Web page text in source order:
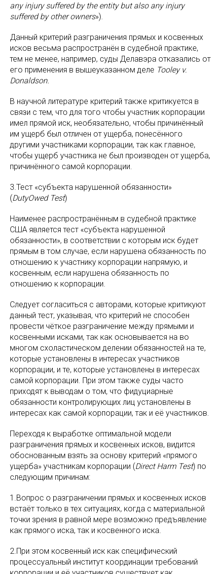
any injury suffered by the entity but also any injury
suffered by other owners»).
Данный критерий разграничения прямых и косвенных
исков весьма распространён в судебной практике,
тем не менее, например, суды Делавэра отказались от
его применения в вышеуказанном деле Tooley v.
Donaldson.
В научной литературе критерий также критикуется в
связи с тем, что для того чтобы участник корпорации
имел прямой иск, необязательно, чтобы причинённый
им ущерб был отличен от ущерба, понесённого
другими участниками корпорации, так как главное,
чтобы ущерб участника не был производен от ущерба,
причинённого самой корпорации.
3.Тест «субъекта нарушенной обязанности»
(DutyOwed Test)
Наименее распространённым в судебной практике
США является тест «субъекта нарушенной
обязанности», в соответствии с которым иск будет
прямым в том случае, если нарушена обязанность по
отношению к участнику корпорации напрямую, и
косвенным, если нарушена обязанность по
отношению к корпорации.
Следует согласиться с авторами, которые критикуют
данный тест, указывая, что критерий не способен
провести чёткое разграничение между прямыми и
косвенными исками, так как основывается на во
многом схоластическом делении обязанностей на те,
которые установлены в интересах участников
корпорации, и те, которые установлены в интересах
самой корпорации. При этом также суды часто
приходят к выводам о том, что фидуциарные
обязанности контролирующих лиц установлены в
интересах как самой корпорации, так и её участников.
Переходя к выработке оптимальной модели
разграничения прямых и косвенных исков, видится
обоснованным взять за основу критерий «прямого
ущерба» участникам корпорации (Direct Harm Test) по
следующим причинам:
1.Вопрос о разграничении прямых и косвенных исков
встаёт только в тех ситуациях, когда с материальной
точки зрения в равной мере возможно предъявление
как прямого иска, так и косвенного иска.
2.При этом косвенный иск как специфический
процессуальный институт координации требований